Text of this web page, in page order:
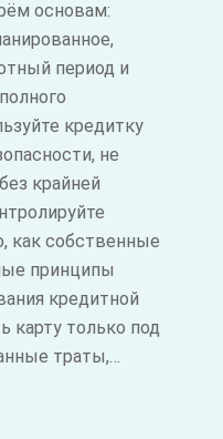
основам:
период и
кредитку
не
крайней
как собственные
принципы
кредитной
карту только под
траты,…